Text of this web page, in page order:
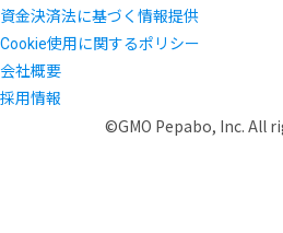
資金決済法に基づく情報提供
Cookie使用に関するポリシー
会社概要
採用情報
©GMO Pepabo, Inc. All